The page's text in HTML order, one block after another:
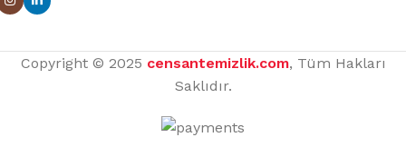
Copyright © 2025 censantemizlik.com, Tüm Hakları
Saklıdır.